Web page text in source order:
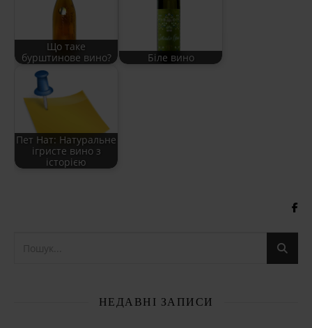
Що таке
бурштинове вино?
Біле вино
Пет Нат: Натуральне
ігристе вино з
історією
НЕДАВНІ ЗАПИСИ